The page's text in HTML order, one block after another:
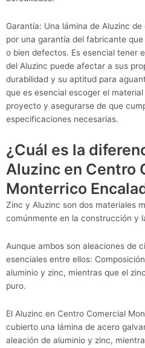
Garantía: Una lámina de Aluzinc
por una garantía del fabricante
o bien defectos. Es esencial tener
del Aluzinc puede afectar a sus
durabilidad y su aptitud para
que es esencial escoger el
proyecto y asegurarse de que
especificaciones necesarias.
¿Cuál es la
Aluzinc en Centro
Monterrico
Zinc y Aluzinc son dos materiales
comúnmente en la construcción y
Aunque ambos son aleaciones de
esenciales entre ellos:
aluminio y zinc, mientras que el
puro.
El Aluzinc en Centro Comercial
cubierto una lámina de acero
aleación de aluminio y zinc,